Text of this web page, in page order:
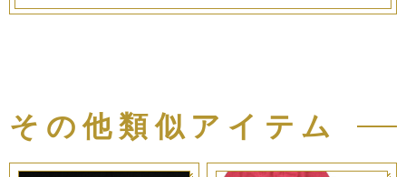
その他類似アイテム